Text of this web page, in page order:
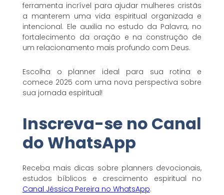
ferramenta incrível para ajudar mulheres cristãs
a manterem uma vida espiritual organizada e
intencional. Ele auxilia no estudo da Palavra, no
fortalecimento da oração e na construção de
um relacionamento mais profundo com Deus.
Escolha o planner ideal para sua rotina e
comece 2025 com uma nova perspectiva sobre
sua jornada espiritual!
Inscreva-se no Canal
do WhatsApp
Receba mais dicas sobre planners devocionais,
estudos bíblicos e crescimento espiritual no
Canal Jéssica Pereira no WhatsApp.